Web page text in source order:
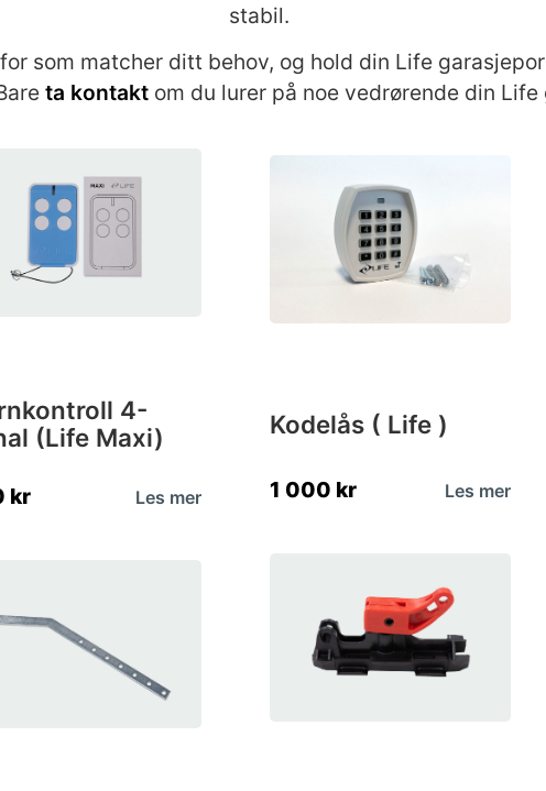
stabil.
som matcher ditt behov, og hold din Life
ta kontakt om du lurer på noe vedrørende din
4-
(Life Maxi)
kr Les mer
Kodelås ( Life )
1 000 kr Les mer